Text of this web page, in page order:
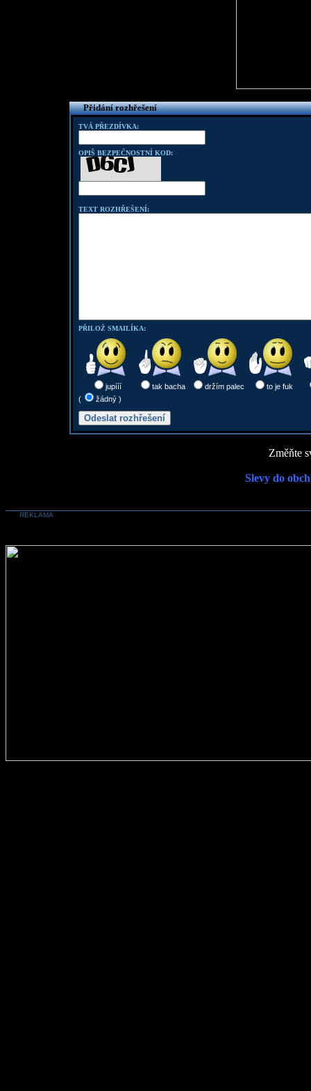
Přidání rozhřešení
TVÁ PŘEZDÍVKA:
OPIŠ BEZPEČNOSTNÍ KOD:
TEXT ROZHŘEŠENÍ:
PŘILOŽ SMAILÍKA:
jupííí tak bacha držím palec
to je fuk
(
žádný )
Změňte
Slevy do
REKLAMA